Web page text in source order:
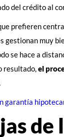
del crédito al
prefieren
gestionan muy
se hace a
resultado,el
garantía
de